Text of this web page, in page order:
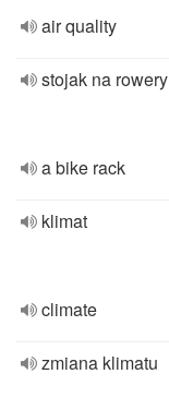
air quality
stojak na rowery
a bike rack
klimat
climate
zmiana klimatu